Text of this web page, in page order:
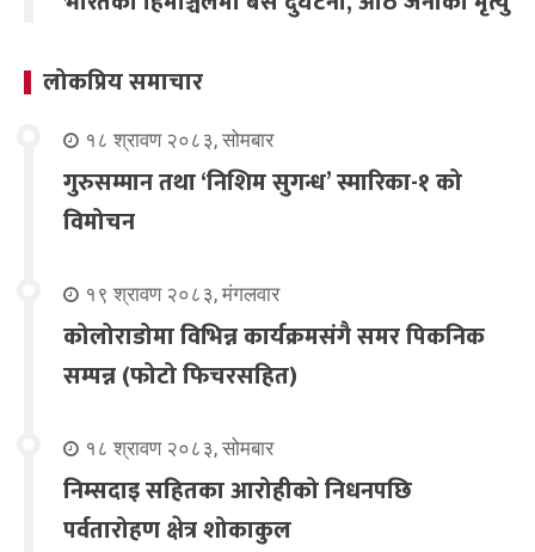
लोकप्रिय समाचार
१८ श्रावण २०८३, सोमबार
गुरुसम्मान तथा ‘निशिम सुगन्ध’ स्मारिका-१ को
विमोचन
१९ श्रावण २०८३, मंगलवार
कोलोराडोमा विभिन्न कार्यक्रमसंगै समर पिकनिक
सम्पन्न (फोटो फिचरसहित)
१८ श्रावण २०८३, सोमबार
निम्सदाइ सहितका आरोहीको निधनपछि
पर्वतारोहण क्षेत्र शोकाकुल